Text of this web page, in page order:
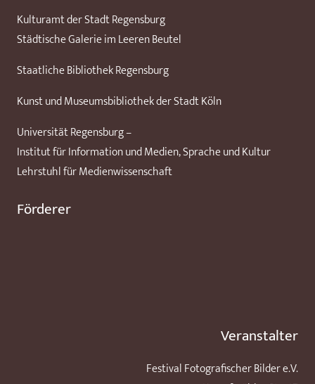
Kulturamt der Stadt Regensburg
Städtische Galerie im Leeren Beutel
Staatliche Bibliothek Regensburg
Kunst und Museumsbibliothek der Stadt Köln
Universität Regensburg –
Institut für Information und Medien, Sprache und Kultur
Lehrstuhl für Medienwissenschaft
Förderer
Veranstalter
Festival Fotografischer Bilder e.V.